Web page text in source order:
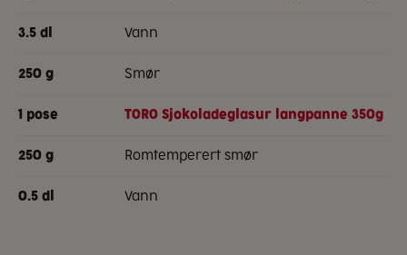
3.5 dl vann
250 g smør
1 pose TORO Sjokoladeglasur langpanne 350g
250 g romtemperert smør
0.5 dl vann